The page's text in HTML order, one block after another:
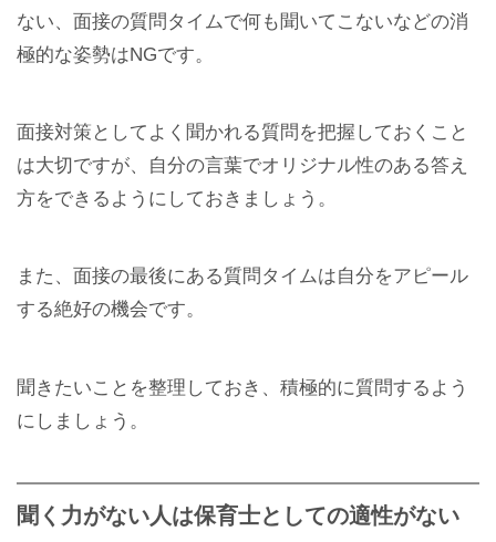
ない、面接の質問タイムで何も聞いてこないなどの消
極的な姿勢はNGです。
面接対策としてよく聞かれる質問を把握しておくこと
は大切ですが、自分の言葉でオリジナル性のある答え
方をできるようにしておきましょう。
また、面接の最後にある質問タイムは自分をアピール
する絶好の機会です。
聞きたいことを整理しておき、積極的に質問するよう
にしましょう。
聞く力がない人は保育士としての適性がない